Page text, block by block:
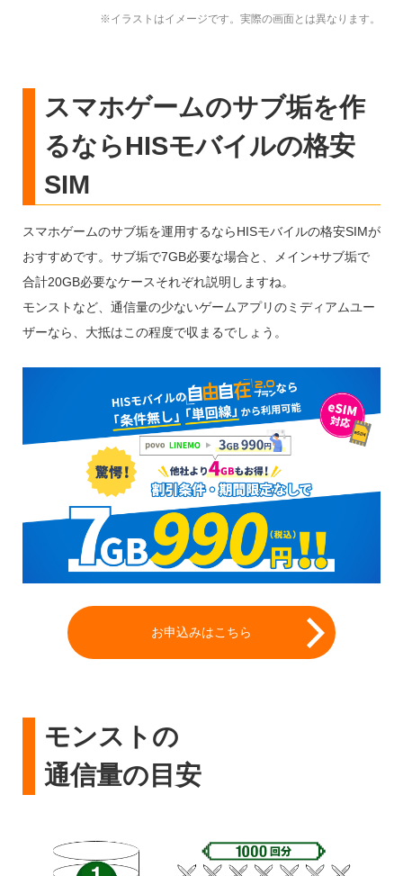
※イラストはイメージです。実際の画面とは異なります。
スマホゲームのサブ垢を作
るならHISモバイルの格安
SIM
スマホゲームのサブ垢を運用するならHISモバイルの格安SIMが
おすすめです。サブ垢で7GB必要な場合と、メイン+サブ垢で
合計20GB必要なケースそれぞれ説明しますね。
モンストなど、通信量の少ないゲームアプリのミディアムユー
ザーなら、大抵はこの程度で収まるでしょう。
お申込みはこちら
モンストの
通信量の目安